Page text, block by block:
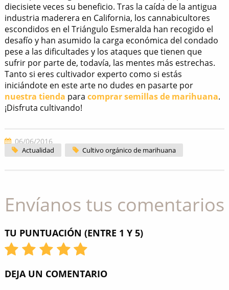
diecisiete veces su beneficio. Tras la caída de la antigua
industria maderera en California, los cannabicultores
escondidos en el Triángulo Esmeralda han recogido el
desafío y han asumido la carga económica del condado
pese a las dificultades y los ataques que tienen que
sufrir por parte de, todavía, las mentes más estrechas.
Tanto si eres cultivador experto como si estás
iniciándote en este arte no dudes en pasarte por
nuestra tienda para comprar semillas de marihuana.
¡Disfruta cultivando!
06/06/2016
Actualidad Cultivo orgánico de marihuana
Envíanos tus comentarios
TU PUNTUACIÓN (ENTRE 1 Y 5)
DEJA UN COMENTARIO